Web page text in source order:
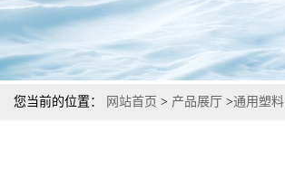
您当前的位置： 网站首页 > 产品展厅 >通用塑料